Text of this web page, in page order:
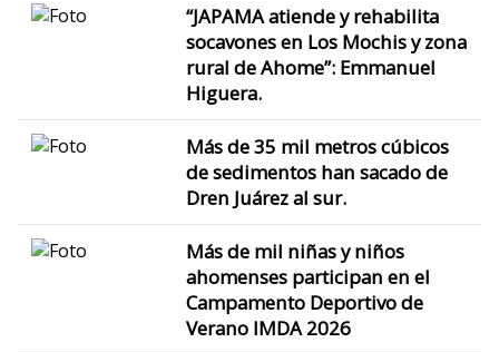
“JAPAMA atiende y rehabilita
socavones en Los Mochis y zona
rural de Ahome”: Emmanuel
Higuera.
Más de 35 mil metros cúbicos
de sedimentos han sacado de
Dren Juárez al sur.
Más de mil niñas y niños
ahomenses participan en el
Campamento Deportivo de
Verano IMDA 2026